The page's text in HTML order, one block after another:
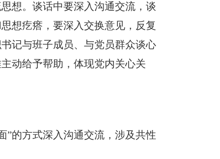
想。 谈话中要深入沟通交流，谈
想疙瘩，要深入交换意见，反复
记与班子成员、与党员群众谈心
动给予帮助，体现党内关心关
”的方式深入沟通交流，涉及共性